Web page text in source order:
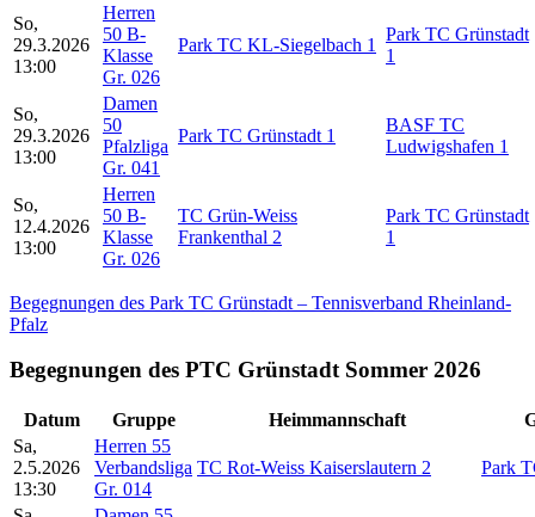
So,
29.3.2026
13:00
Herren
50 B-
Klasse
Gr. 026
Park TC KL-Siegelbach 1
Park TC Grünstadt
1
So,
29.3.2026
13:00
Damen
50
Pfalzliga
Gr. 041
Park TC Grünstadt 1
BASF TC
Ludwigshafen 1
So,
12.4.2026
13:00
Herren
50 B-
Klasse
Gr. 026
TC Grün-Weiss
Frankenthal 2
Park TC Grünstadt
1
Begegnungen des Park TC Grünstadt – Tennisverband Rheinland-
Pfalz
Begegnungen des PTC Grünstadt Sommer 2026
Datum Gruppe Heimmannschaft
Sa,
2.5.2026
13:30
Herren 55
Verbandsliga
Gr. 014
TC Rot-Weiss Kaiserslautern 2 Park